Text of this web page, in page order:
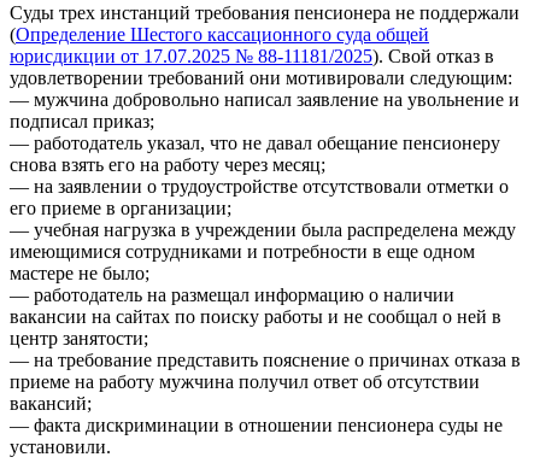
Суды трех инстанций требования пенсионера не поддержали
(Определение Шестого кассационного суда общей
юрисдикции от 17.07.2025 № 88-11181/2025). Свой отказ в
удовлетворении требований они мотивировали следующим:
— мужчина добровольно написал заявление на увольнение и
подписал приказ;
— работодатель указал, что не давал обещание пенсионеру
снова взять его на работу через месяц;
— на заявлении о трудоустройстве отсутствовали отметки о
его приеме в организации;
— учебная нагрузка в учреждении была распределена между
имеющимися сотрудниками и потребности в еще одном
мастере не было;
— работодатель на размещал информацию о наличии
вакансии на сайтах по поиску работы и не сообщал о ней в
центр занятости;
— на требование представить пояснение о причинах отказа в
приеме на работу мужчина получил ответ об отсутствии
вакансий;
— факта дискриминации в отношении пенсионера суды не
установили.